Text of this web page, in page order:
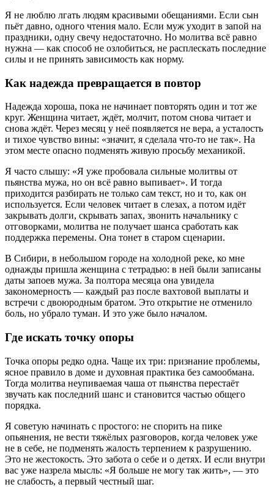
Я не люблю лгать людям красивыми обещаниями. Если сын
пьёт давно, одного чтения мало. Если муж уходит в запой на
праздники, одну свечу недостаточно. Но молитва всё равно
нужна — как способ не озлобиться, не расплескать последние
силы и не принять зависимость как норму.
Как надежда превращается в повтор
Надежда хороша, пока не начинает повторять один и тот же
круг. Женщина читает, ждёт, молчит, потом снова читает и
снова ждёт. Через месяц у неё появляется не вера, а усталость
и тихое чувство вины: «значит, я сделала что-то не так». На
этом месте опасно подменять живую просьбу механикой.
Я часто слышу: «Я уже пробовала сильные молитвы от
пьянства мужа, но он всё равно выпивает». И тогда
приходится разбирать не только сам текст, но и то, как он
используется. Если человек читает в слезах, а потом идёт
закрывать долги, скрывать запах, звонить начальнику с
отговорками, молитва не получает шанса сработать как
поддержка перемены. Она тонет в старом сценарии.
В Сибири, в небольшом городе на холодной реке, ко мне
однажды пришла женщина с тетрадью: в ней были записаны
даты запоев мужа. За полтора месяца она увидела
закономерность — каждый раз после вахтовой выплаты и
встречи с двоюродным братом. Это открытие не отменило
боль, но убрало туман. И это уже было началом.
Где искать точку опоры
Точка опоры редко одна. Чаще их три: признание проблемы,
ясное правило в доме и духовная практика без самообмана.
Тогда молитва неупиваемая чаша от пьянства перестаёт
звучать как последний шанс и становится частью общего
порядка.
Я советую начинать с простого: не спорить на пике
опьянения, не вести тяжёлых разговоров, когда человек уже
не в себе, не подменять жалость терпением к разрушению.
Это не жестокость. Это забота о себе и о детях. И если внутри
вас уже назрела мысль: «Я больше не могу так жить», — это
не слабость, а первый честный шаг.